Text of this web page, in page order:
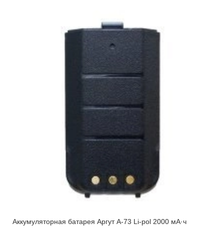
Аккумуляторная батарея Аргут А-73 Li-pol 2000 мА·ч